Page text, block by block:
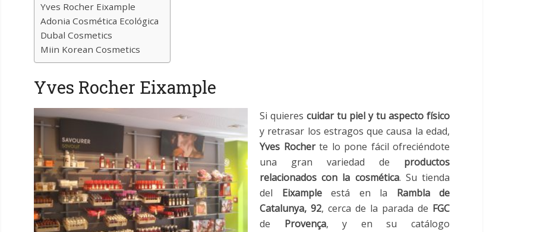
Yves Rocher Eixample
Adonia Cosmética Ecológica
Dubal Cosmetics
Miin Korean Cosmetics
Yves Rocher Eixample
Si quieres cuidar tu piel y tu aspecto físico
y retrasar los estragos que causa la edad,
Yves Rocherte lo pone fácil ofreciéndote
una gran variedad de productos
relacionados con la cosmética. Su tienda
del Eixampleestá en la Rambla de
Catalunya, 92, cerca de la parada de FGC
de Provença, y en su catálogo